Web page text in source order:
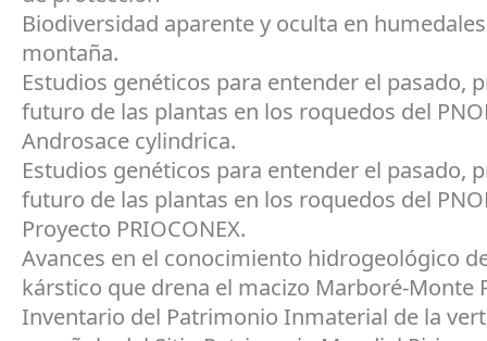
Biodiversidad aparente y oculta en
montaña.
Estudios genéticos para entender el pasado,
futuro de las plantas en los roquedos del
Androsace cylindrica.
Estudios genéticos para entender el pasado,
futuro de las plantas en los roquedos del
Proyecto PRIOCONEX.
Avances en el conocimiento hidrogeológico
kárstico que drena el macizo Marboré-Monte
Inventario del Patrimonio Inmaterial de la